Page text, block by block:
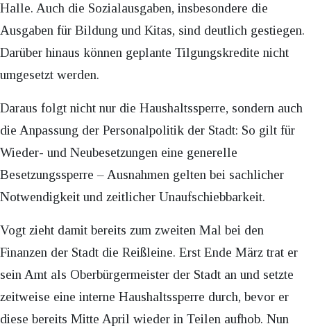
Halle. Auch die Sozialausgaben, insbesondere die
Ausgaben für Bildung und Kitas, sind deutlich gestiegen.
Darüber hinaus können geplante Tilgungskredite nicht
umgesetzt werden.
Daraus folgt nicht nur die Haushaltssperre, sondern auch
die Anpassung der Personalpolitik der Stadt: So gilt für
Wieder- und Neubesetzungen eine generelle
Besetzungssperre – Ausnahmen gelten bei sachlicher
Notwendigkeit und zeitlicher Unaufschiebbarkeit.
Vogt zieht damit bereits zum zweiten Mal bei den
Finanzen der Stadt die Reißleine. Erst Ende März trat er
sein Amt als Oberbürgermeister der Stadt an und setzte
zeitweise eine interne Haushaltssperre durch, bevor er
diese bereits Mitte April wieder in Teilen aufhob. Nun